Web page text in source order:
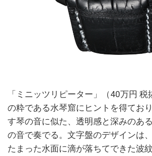
「ミニッツリピーター」（40万円
の粋である水琴窟にヒントを得てお
す琴の音に似た、透明感と深みのあ
の音で奏でる。文字盤のデザインは
たまった水面に滴が落ちてできた波